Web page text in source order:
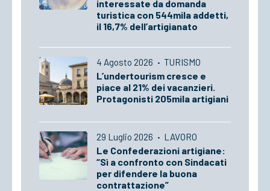
interessate da domanda
turistica con 544mila addetti,
il 16,7% dell’artigianato
4 Agosto 2026 · TURISMO
L’undertourism cresce e
piace al 21% dei vacanzieri.
Protagonisti 205mila artigiani
29 Luglio 2026 · LAVORO
Le Confederazioni artigiane:
“Sì a confronto con Sindacati
per difendere la buona
contrattazione”